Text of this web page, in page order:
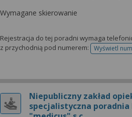
Wymagane skierowanie
Rejestracja do tej poradni wymaga
z przychodnią pod numerem:
Wyświetl
Niepubliczny zakład
specjalistyczna